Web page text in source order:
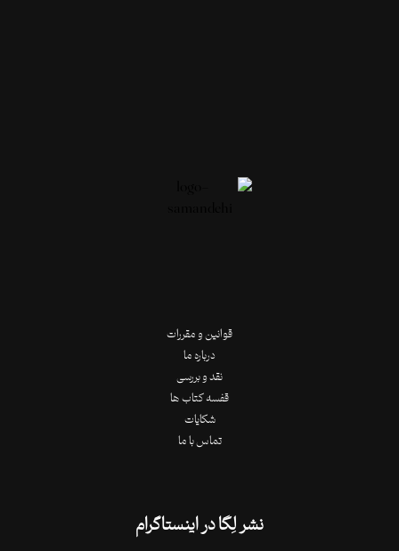
قوانین و مقررات
درباره ما
نقد و بررسی
قفسه کتاب ها
شکایات
تماس با ما
نشر لِگا در اینستاگرام